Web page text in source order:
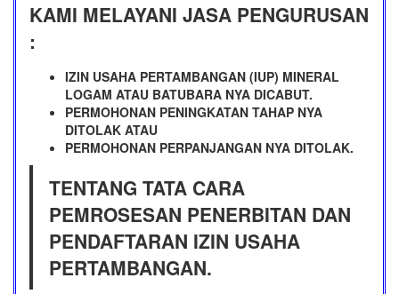
KAMI MELAYANI JASA PENGURUSAN
:
IZIN USAHA PERTAMBANGAN (IUP) MINERAL
LOGAM ATAU BATUBARA NYA DICABUT.
PERMOHONAN PENINGKATAN TAHAP NYA
DITOLAK ATAU
PERMOHONAN PERPANJANGAN NYA DITOLAK.
TENTANG TATA CARA
PEMROSESAN PENERBITAN DAN
PENDAFTARAN IZIN USAHA
PERTAMBANGAN.